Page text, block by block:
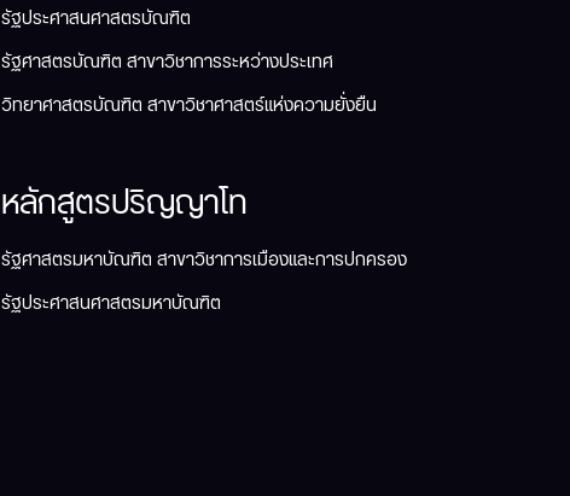
รัฐประศาสนศาสตรบัณฑิต
รัฐศาสตรบัณฑิต สาขาวิชาการระหว่างประเทศ
วิทยาศาสตรบัณฑิต สาขาวิชาศาสตร์แห่งความยั่งยืน
หลักสูตรปริญญาโท
รัฐศาสตรมหาบัณฑิต สาขาวิชาการเมืองและการปกครอง
รัฐประศาสนศาสตรมหาบัณฑิต